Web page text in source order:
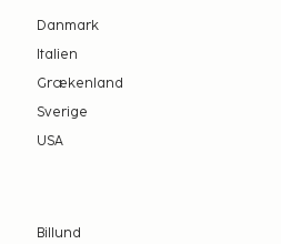
Danmark
Italien
Grækenland
Sverige
USA
Billund